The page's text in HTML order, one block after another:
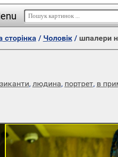
сторінка / Чоловік/ шпалери
, людина, портрет, в